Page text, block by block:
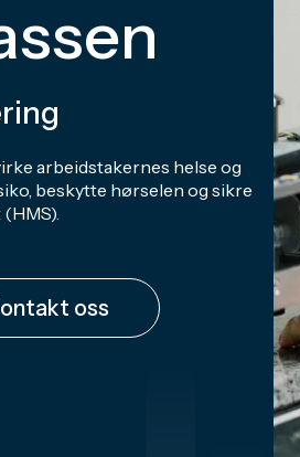
arbeidstakernes helse og
beskytte hørselen og sikre
oss